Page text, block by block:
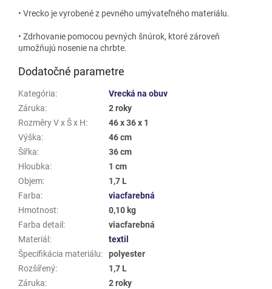
• Vrecko je vyrobené z pevného umývateľného materiálu.
• Zdrhovanie pomocou pevných šnúrok, ktoré zároveň
umožňujú nosenie na chrbte.
Dodatočné parametre
Kategória:
Vrecká na obuv
Záruka:
2 roky
Rozměry V x Š x H:
46 x 36 x 1
Výška:
46 cm
Šířka:
36 cm
Hloubka:
1 cm
Objem:
1,7 L
Farba:
viacfarebná
Hmotnost:
0,10 kg
Farba detail :
viacfarebná
Materiál :
textil
Špecifikácia materiálu:
polyester
Rozšířený:
1,7 L
Záruka:
2 roky